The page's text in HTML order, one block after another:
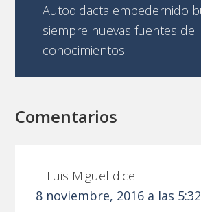
Autodidacta empedernido
siempre nuevas fuentes de
conocimientos.
Comentarios
Luis Miguel dice
8 noviembre, 2016 a las